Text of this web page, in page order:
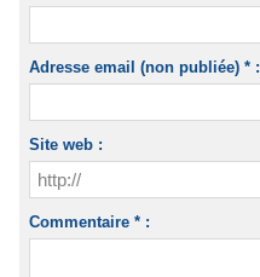
Adresse email (non publiée) * :
Site web :
Commentaire * :